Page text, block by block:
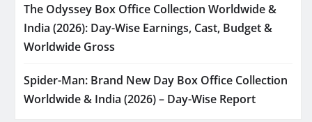
The Odyssey Box Office Collection Worldwide &
India (2026): Day-Wise Earnings, Cast, Budget &
Worldwide Gross
Spider-Man: Brand New Day Box Office Collection
Worldwide & India (2026) – Day-Wise Report